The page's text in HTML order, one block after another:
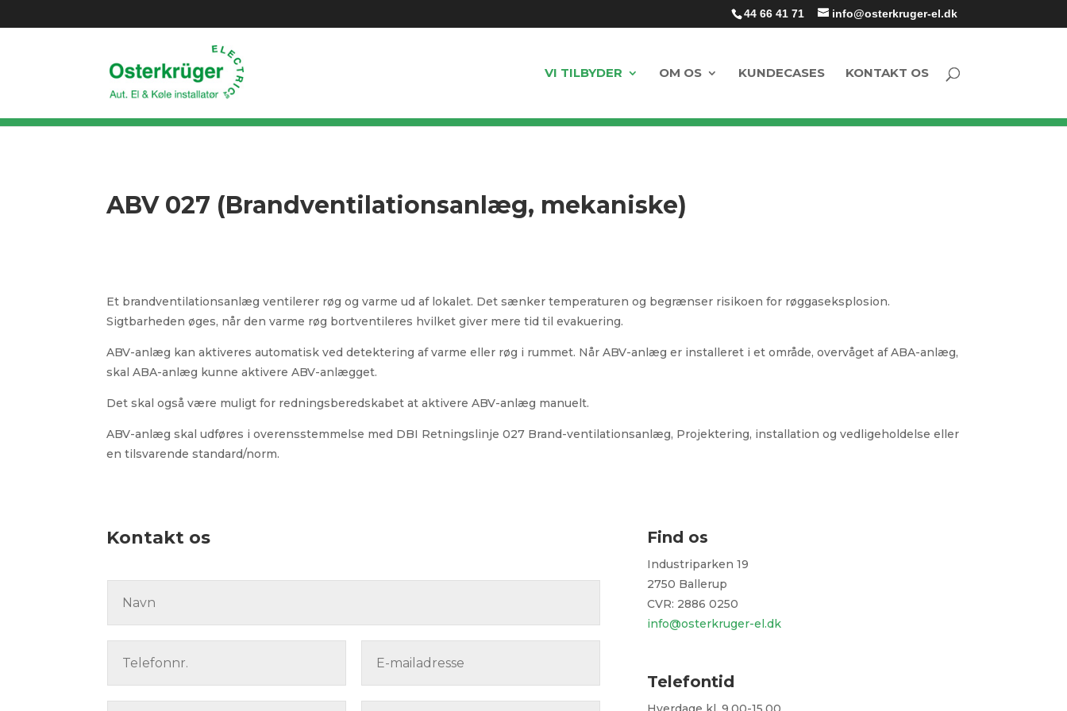
44 66 41 71 info@osterkruger-el.dk
VI TILBYDER OM OS KUNDECASES KONTAKT OS
ABV 027 (Brandventilationsanlæg, mekaniske)
Et brandventilationsanlæg ventilerer røg og varme ud af lokalet. Det sænker temperaturen og begrænser risikoen for røggaseksplosion.
Sigtbarheden øges, når den varme røg bortventileres hvilket giver mere tid til evakuering.
ABV-anlæg kan aktiveres automatisk ved detektering af varme eller røg i rummet. Når ABV-anlæg er installeret i et område, overvåget af ABA-anlæg,
skal ABA-anlæg kunne aktivere ABV-anlægget.
Det skal også være muligt for redningsberedskabet at aktivere ABV-anlæg manuelt.
ABV-anlæg skal udføres i overensstemmelse med DBI Retningslinje 027 Brand-ventilationsanlæg, Projektering, installation og vedligeholdelse eller
en tilsvarende standard/norm.
Kontakt os Find os
Industriparken 19
2750 Ballerup
CVR: 2886 0250
info@osterkruger-el.dk
Telefontid